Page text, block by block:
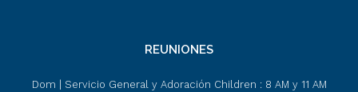
REUNIONES
Dom | Servicio General y Adoración Children : 8 AM y 11 AM